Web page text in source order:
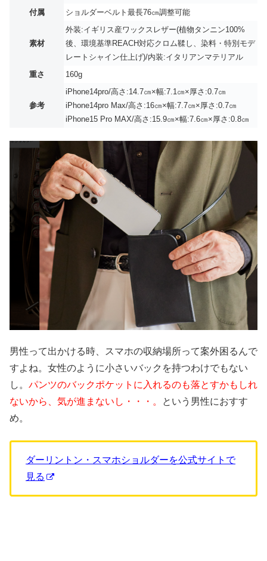
付属
ショルダーベルト最長76㎝調整可能
素材
外装:イギリス産ワックスレザー(植物タンニン100%
後、環境基準REACH対応クロム鞣し、染料・特別モデ
レートシャイン仕上げ)/内装:イタリアンマテリアル
重さ
160g
参考
iPhone14pro/高さ:14.7㎝×幅:7.1㎝×厚さ:0.7㎝
iPhone14pro Max/高さ:16㎝×幅:7.7㎝×厚さ:0.7㎝
iPhone15 Pro MAX/高さ:15.9㎝×幅:7.6㎝×厚さ:0.8㎝
男性って出かける時、スマホの収納場所って案外困るんで
すよね。女性のように小さいバックを持つわけでもない
し。 パンツのバックポケットに入れるのも落とすかもしれ
ないから、気が進まないし・・・。
という男性におすす
め。
ダーリントン・スマホショルダーを公式サイトで
見る